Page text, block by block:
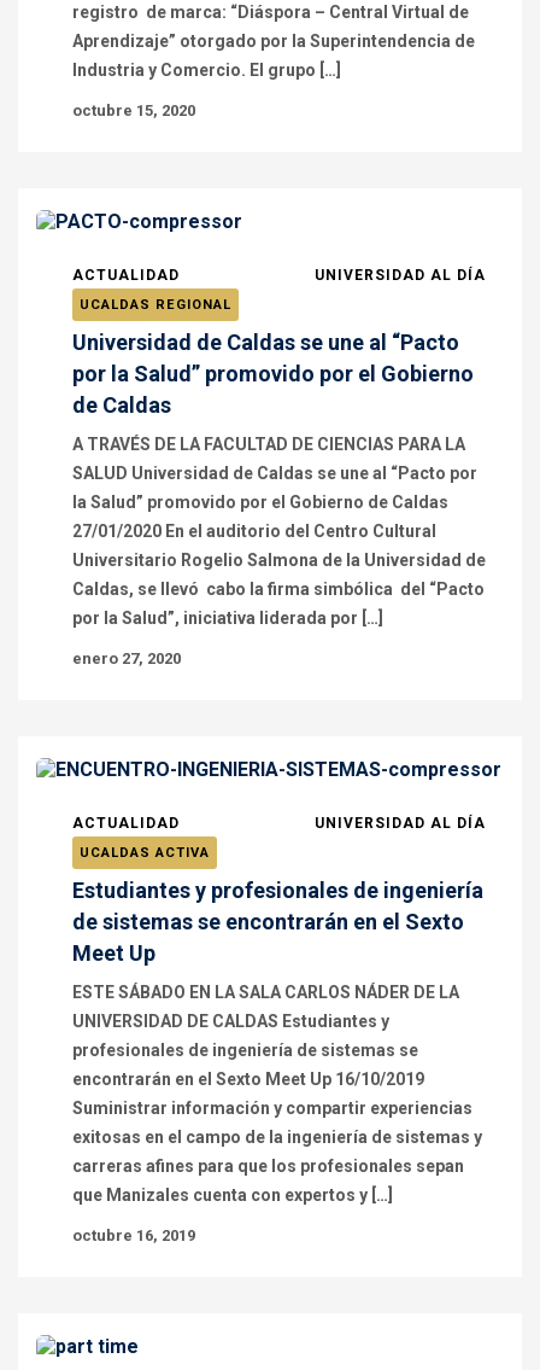
registro de marca: “Diáspora – Central Virtual de
Aprendizaje” otorgado por la Superintendencia de
Industria y Comercio. El grupo […]
octubre 15, 2020
ACTUALIDAD UNIVERSIDAD AL DÍA
UCALDAS REGIONAL
Universidad de Caldas se une al “Pacto
por la Salud” promovido por el Gobierno
de Caldas
A TRAVÉS DE LA FACULTAD DE CIENCIAS PARA LA
SALUD Universidad de Caldas se une al “Pacto por
la Salud” promovido por el Gobierno de Caldas
27/01/2020 En el auditorio del Centro Cultural
Universitario Rogelio Salmona de la Universidad de
Caldas, se llevó cabo la firma simbólica del “Pacto
por la Salud”, iniciativa liderada por […]
enero 27, 2020
ACTUALIDAD UNIVERSIDAD AL DÍA
UCALDAS ACTIVA
Estudiantes y profesionales de ingeniería
de sistemas se encontrarán en el Sexto
Meet Up
ESTE SÁBADO EN LA SALA CARLOS NÁDER DE LA
UNIVERSIDAD DE CALDAS Estudiantes y
profesionales de ingeniería de sistemas se
encontrarán en el Sexto Meet Up 16/10/2019
Suministrar información y compartir experiencias
exitosas en el campo de la ingeniería de sistemas y
carreras afines para que los profesionales sepan
que Manizales cuenta con expertos y […]
octubre 16, 2019